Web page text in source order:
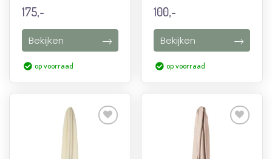
175,-
Bekijken
op voorraad
100,-
Bekijken
op voorraad